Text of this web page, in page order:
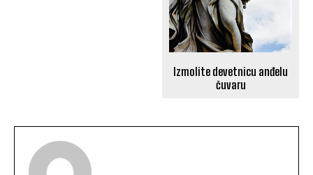
Izmolite devetnicu anđelu
čuvaru